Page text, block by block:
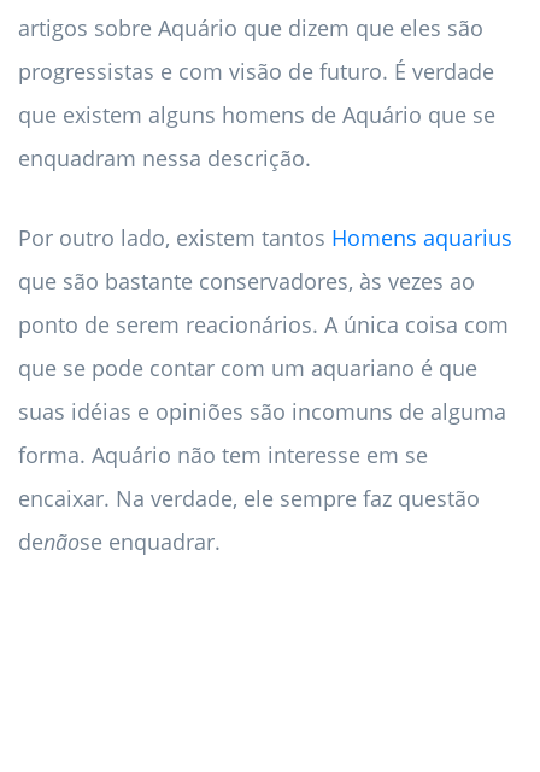
artigos sobre Aquário que dizem que eles são
progressistas e com visão de futuro. É verdade
que existem alguns homens de Aquário que se
enquadram nessa descrição.
Por outro lado, existem tantos Homens aquarius
que são bastante conservadores, às vezes ao
ponto de serem reacionários. A única coisa com
que se pode contar com um aquariano é que
suas idéias e opiniões são incomuns de alguma
forma. Aquário não tem interesse em se
encaixar. Na verdade, ele sempre faz questão
denãose enquadrar.